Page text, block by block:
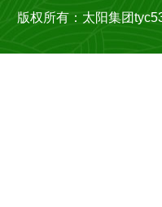
版权所有：太阳集团